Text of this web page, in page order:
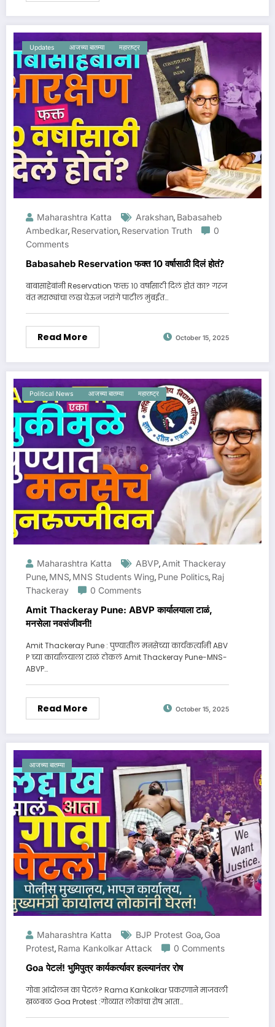
Updates आजच्या बातम्या महाराष्ट्र
Maharashtra Katta Arakshan, Babasaheb
Ambedkar, Reservation, Reservation Truth
0
Comments
Babasaheb Reservation फक्त 10 वर्षासाठी दिलं होतं?
बाबासाहेबांनी Reservation फक्त १० वर्षांसाठी दिलं होतं का? गरज
वंत मराठ्यांचा लढा घेऊन जरांगे पाटील मुंबईत…
Read More October 15, 2025
Political News आजच्या बातम्या महाराष्ट्र
Maharashtra Katta ABVP, Amit Thackeray
Pune, MNS, MNS Students Wing, Pune Politics, Raj
Thackeray
0 Comments
Amit Thackeray Pune: ABVP कार्यालयाला टाळं,
मनसेला नवसंजीवनी!
Amit Thackeray Pune : पुण्यातील मनसेच्या कार्यकर्त्यांनी ABV
P च्या कार्यालयाला टाळं ठोकलं Amit Thackeray Pune-MNS-
ABVP…
Read More October 15, 2025
आजच्या बातम्या
Maharashtra Katta BJP Protest Goa, Goa
Protest, Rama Kankolkar Attack 0 Comments
Goa पेटलं! भुमिपुत्र कार्यकर्त्यावर हल्ल्यानंतर रोष
गोवा आंदोलन का पेटलं? Rama Kankolkar प्रकरणाने माजवली
खळबळ Goa Protest :गोव्यात लोकांचा रोष आता…